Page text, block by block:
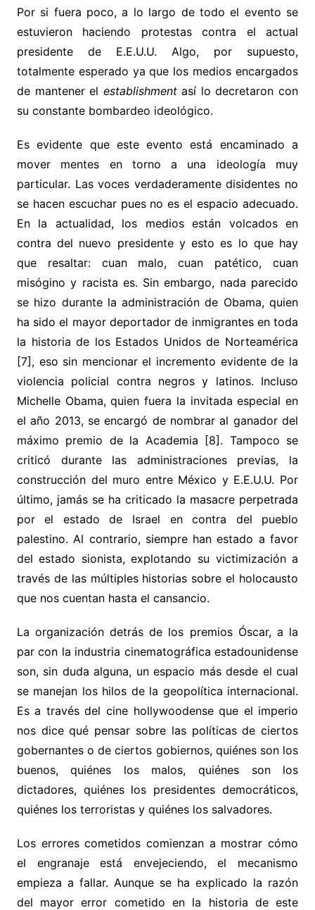
Por si fuera poco, a lo largo de todo el evento se
estuvieron haciendo protestas contra el actual
presidente de E.E.U.U. Algo, por supuesto,
totalmente esperado ya que los medios encargados
de mantener el establishmentasí lo decretaron con
su constante bombardeo ideológico.
Es evidente que este evento está encaminado a
mover mentes en torno a una ideología muy
particular. Las voces verdaderamente disidentes no
se hacen escuchar pues no es el espacio adecuado.
En la actualidad, los medios están volcados en
contra del nuevo presidente y esto es lo que hay
que resaltar: cuan malo, cuan patético, cuan
misógino y racista es. Sin embargo, nada parecido
se hizo durante la administración de Obama, quien
ha sido el mayor deportador de inmigrantes en toda
la historia de los Estados Unidos de Norteamérica
[7], eso sin mencionar el incremento evidente de la
violencia policial contra negros y latinos. Incluso
Michelle Obama, quien fuera la invitada especial en
el año 2013, se encargó de nombrar al ganador del
máximo premio de la Academia [8]. Tampoco se
criticó durante las administraciones previas, la
construcción del muro entre México y E.E.U.U. Por
último, jamás se ha criticado la masacre perpetrada
por el estado de Israel en contra del pueblo
palestino. Al contrario, siempre han estado a favor
del estado sionista, explotando su victimización a
través de las múltiples historias sobre el holocausto
que nos cuentan hasta el cansancio.
La organización detrás de los premios Óscar, a la
par con la industria cinematográfica estadounidense
son, sin duda alguna, un espacio más desde el cual
se manejan los hilos de la geopolítica internacional.
Es a través del cine hollywoodense que el imperio
nos dice qué pensar sobre las políticas de ciertos
gobernantes o de ciertos gobiernos, quiénes son los
buenos, quiénes los malos, quiénes son los
dictadores, quiénes los presidentes democráticos,
quiénes los terroristas y quiénes los salvadores.
Los errores cometidos comienzan a mostrar cómo
el engranaje está envejeciendo, el mecanismo
empieza a fallar. Aunque se ha explicado la razón
del mayor error cometido en la historia de este